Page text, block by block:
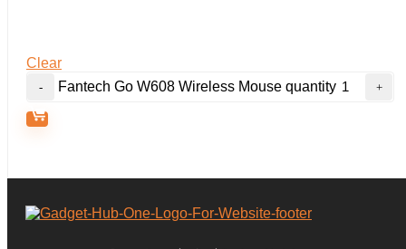
Clear
Fantech Go W608 Wireless Mouse quantity